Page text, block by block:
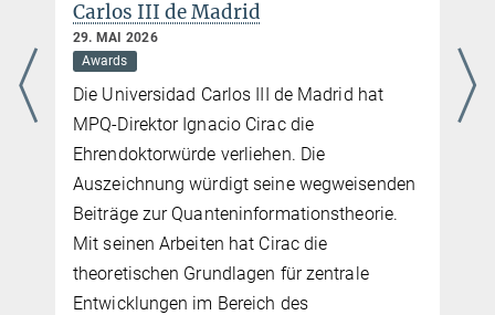
Carlos III de Madrid
29. MAI 2026
Awards
Die Universidad Carlos III de Madrid hat
MPQ-Direktor Ignacio Cirac die
Ehrendoktorwürde verliehen. Die
Auszeichnung würdigt seine wegweisenden
Beiträge zur Quanteninformationstheorie.
Mit seinen Arbeiten hat Cirac die
theoretischen Grundlagen für zentrale
Entwicklungen im Bereich des